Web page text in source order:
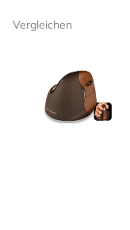
Vergleichen